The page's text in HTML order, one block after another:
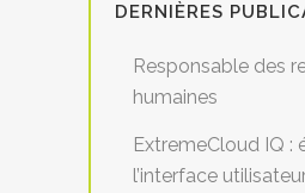
DERNIÈRES
Responsable des
humaines
ExtremeCloud IQ :
l’interface